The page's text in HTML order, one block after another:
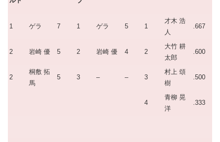
1 ゲラ 7 1 ゲラ 5 1
才木 浩
人
.667
2 岩崎 優 5 2 岩崎 優 4 2
大竹 耕
太郎
.600
2
桐敷 拓
馬
5 3 – – 3
村上 頌
樹
.500
4
青柳 晃
洋
.333